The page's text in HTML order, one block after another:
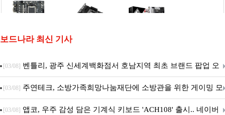
보드나라 최신 기사
[03/08] 벤틀리, 광주 신세계백화점서 호남지역 최초 브랜드 팝업 오
픈
[03/08] 주연테크, 소방가족희망나눔재단에 소방관을 위한 게이밍 모
니터·스마트 펫 침대 기부
[03/08] 앱코, 우주 감성 담은 기계식 키보드 'ACH108' 출시.. 네이버